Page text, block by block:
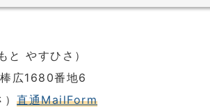
と やすひさ）
広1680番地6
）直通MailForm